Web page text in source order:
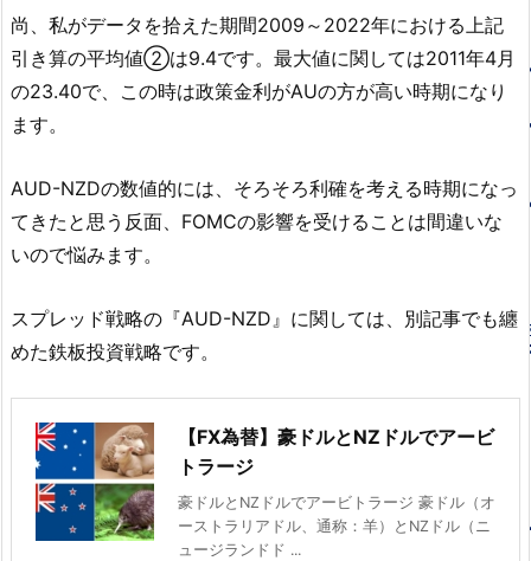
尚、私がデータを拾えた期間2009～2022年における上記
引き算の平均値②は9.4です。最大値に関しては2011年4月
の23.40で、この時は政策金利がAUの方が高い時期になり
ます。
AUD-NZDの数値的には、そろそろ利確を考える時期になっ
てきたと思う反面、FOMCの影響を受けることは間違いな
いので悩みます。
スプレッド戦略の『AUD-NZD』に関しては、別記事でも纏
めた鉄板投資戦略です。
【FX為替】豪ドルとNZドルでアービ
トラージ
豪ドルとNZドルでアービトラージ 豪ドル（オ
ーストラリアドル、通称：羊）とNZドル（ニ
ュージランドド ...